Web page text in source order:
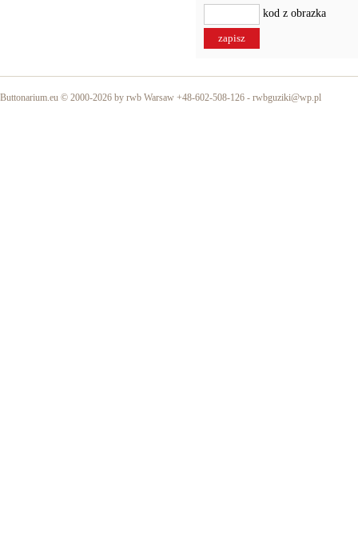
kod z obrazka
Buttonarium.eu © 2000-2026 by rwb Warsaw +48-602-508-126 - rwbguziki@wp.pl